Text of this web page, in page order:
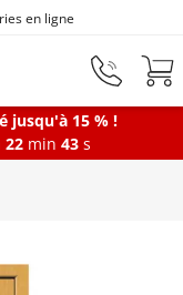
en ligne
jusqu'à 15 % !
22 min 43 s